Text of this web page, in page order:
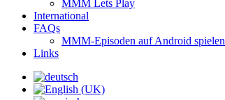
MMM Lets Play
International
FAQs
MMM-Episoden auf Android spielen
Links